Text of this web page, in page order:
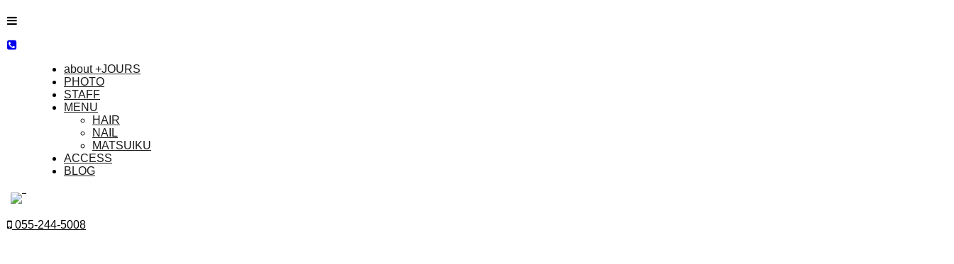
about +JOURS
PHOTO
STAFF
MENU
HAIR
NAIL
MATSUIKU
ACCESS
BLOG
055-244-5008